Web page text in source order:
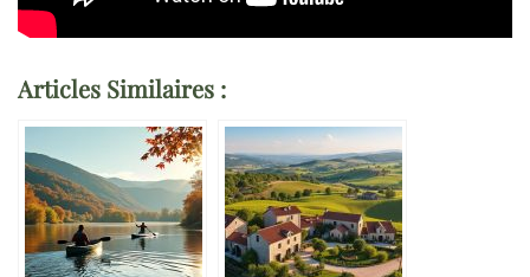
Articles Similaires :